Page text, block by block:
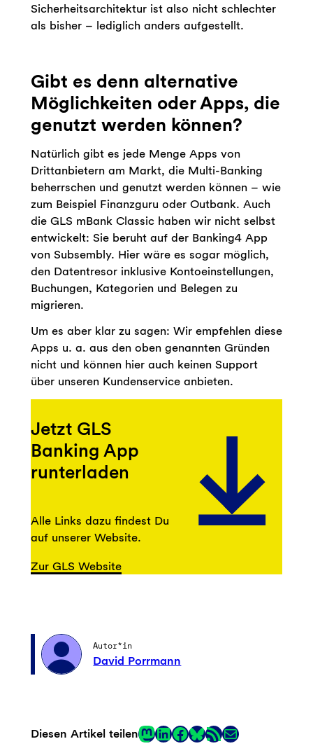
Sicherheitsarchitektur ist also nicht schlechter
als bisher – lediglich anders aufgestellt.
Gibt es denn alternative
Möglichkeiten oder Apps, die
genutzt werden können?
Natürlich gibt es jede Menge Apps von
Drittanbietern am Markt, die Multi-Banking
beherrschen und genutzt werden können – wie
zum Beispiel Finanzguru oder Outbank. Auch
die GLS mBank Classic haben wir nicht selbst
entwickelt: Sie beruht auf der Banking4 App
von Subsembly. Hier wäre es sogar möglich,
den Datentresor inklusive Kontoeinstellungen,
Buchungen, Kategorien und Belegen zu
migrieren.
Um es aber klar zu sagen: Wir empfehlen diese
Apps u. a. aus den oben genannten Gründen
nicht und können hier auch keinen Support
über unseren Kundenservice anbieten.
Jetzt GLS
Banking App
runterladen
Alle Links dazu findest Du
auf unserer Website.
Zur GLS Website
Autor*in
David Porrmann
Diesen Artikel teilenMastodon
LinkedIn
Facebook
LinkRSS-Feed
E-Mail